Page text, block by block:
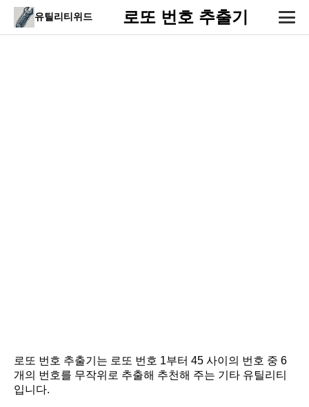
유틸리티위드 로또 번호 추출기
로또 번호 추출기는 로또 번호 1부터 45 사이의 번호 중 6
개의 번호를 무작위로 추출해 추천해 주는 기타 유틸리티
입니다.